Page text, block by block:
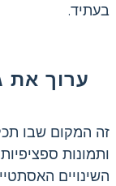
בעתיד.
ערוך את
זה המקום שבו
ותמונות
השינויים